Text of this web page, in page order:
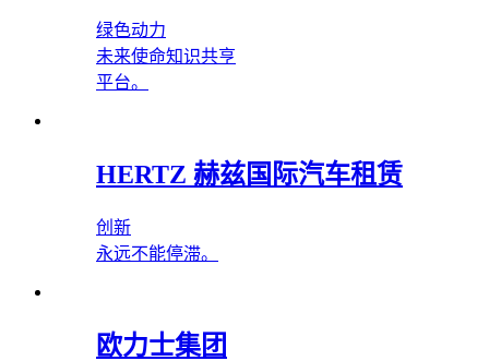
绿色动力
未来使命知识共亨
平台。
HERTZ 赫兹国际汽车租赁
创新
永远不能停滞。
欧力士集团